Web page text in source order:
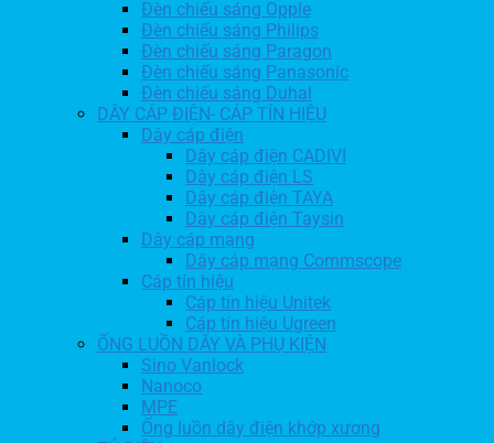
Đèn chiếu sáng Opple
Đèn chiếu sáng Philips
Đèn chiếu sáng Paragon
Đèn chiếu sáng Panasonic
Đèn chiếu sáng Duhal
DÂY CÁP ĐIỆN- CÁP TÍN HIỆU
Dây cáp điện
Dây cáp điện CADIVI
Dây cáp điện LS
Dây cáp điện TAYA
Dây cáp điện Taysin
Dây cáp mạng
Dây cáp mạng Commscope
Cáp tín hiệu
Cáp tín hiệu Unitek
Cáp tín hiệu Ugreen
ỐNG LUỒN DÂY VÀ PHỤ KIỆN
Sino Vanlock
Nanoco
MPE
Ống luồn dây điện khớp xương